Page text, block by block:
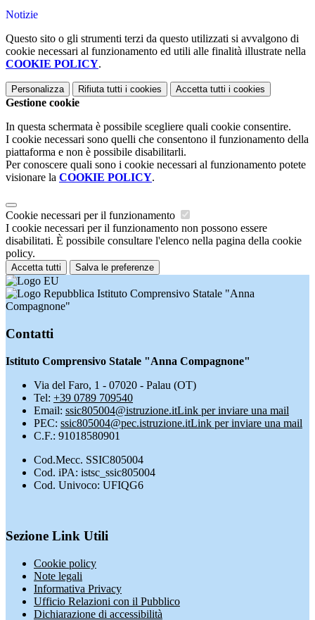
Notizie
Questo sito o gli strumenti terzi da questo utilizzati si avvalgono di
cookie necessari al funzionamento ed utili alle finalità illustrate nella
COOKIE POLICY.
Personalizza Rifiuta tutti i cookies Accetta tutti i cookies
Gestione cookie
In questa schermata è possibile scegliere quali cookie consentire.
I cookie necessari sono quelli che consentono il funzionamento della
piattaforma e non è possibile disabilitarli.
Per conoscere quali sono i cookie necessari al funzionamento potete
visionare la COOKIE POLICY.
Cookie necessari per il funzionamento
I cookie necessari per il funzionamento non possono essere
disabilitati. È possibile consultare l'elenco nella pagina della cookie
policy.
Accetta tutti Salva le preferenze
Istituto Comprensivo Statale "Anna
Compagnone"
Contatti
Istituto Comprensivo Statale "Anna Compagnone"
Via del Faro, 1 - 07020 - Palau (OT)
Tel: +39 0789 709540
Email: ssic805004@istruzione.itLink per inviare una mail
PEC: ssic805004@pec.istruzione.itLink per inviare una mail
C.F.: 91018580901
Cod.Mecc. SSIC805004
Cod. iPA: istsc_ssic805004
Cod. Univoco: UFIQG6
Sezione Link Utili
Cookie policy
Note legali
Informativa Privacy
Ufficio Relazioni con il Pubblico
Dichiarazione di accessibilità